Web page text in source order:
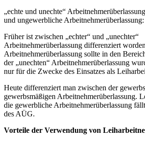
„echte und unechte“
und ungewerbliche Arbeitnehmerüberlassung:
Früher ist zwischen „echter“ und „unechter“
Arbeitnehmerüberlassung differenziert
Arbeitnehmerüberlassung sollte in den
der „unechten“ Arbeitnehmerüberlassung
nur für die Zwecke des Einsatzes als
Heute differenziert man zwischen der
gewerbsmäßigen Arbeitnehmerüberlassung.
die gewerbliche Arbeitnehmerüberlassung
des AÜG.
Vorteile der Verwendung von